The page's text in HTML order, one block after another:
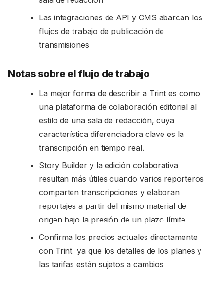
Las integraciones de API y CMS abarcan los
flujos de trabajo de publicación de
transmisiones
Notas sobre el flujo de trabajo
La mejor forma de describir a Trint es como
una plataforma de colaboración editorial al
estilo de una sala de redacción, cuya
característica diferenciadora clave es la
transcripción en tiempo real.
Story Builder y la edición colaborativa
resultan más útiles cuando varios reporteros
comparten transcripciones y elaboran
reportajes a partir del mismo material de
origen bajo la presión de un plazo límite
Confirma los precios actuales directamente
con Trint, ya que los detalles de los planes y
las tarifas están sujetos a cambios